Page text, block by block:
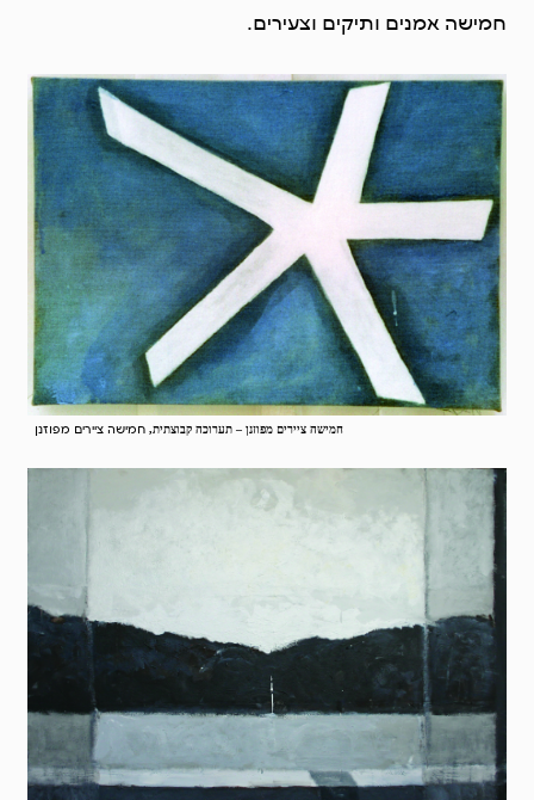
חמישה אמנים ותיקים וצעירים.
חמישה ציירים מפוזנן – תערוכה קבוצתית, חמישה ציירים מפוזנן